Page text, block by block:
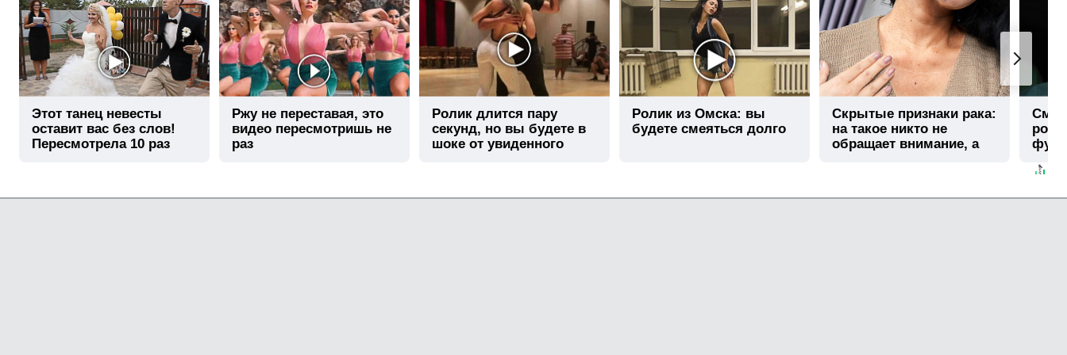
Этот танец невесты
оставит вас без слов!
Пересмотрела 10 раз
Ржу не переставая, это
видео пересмотришь не
раз
Ролик длится пару
секунд, но вы будете в
шоке от увиденного
Ролик из Омска: вы
будете смеяться долго
Скрытые признаки рака:
на такое никто не
обращает внимание, а